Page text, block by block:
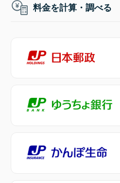
料金を計算・調べる